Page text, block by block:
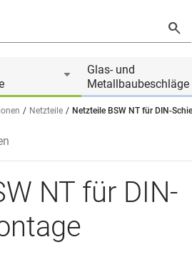
Glas- und
Metallbaubeschläge
Netzteile Netzteile BSW NT für DIN-
NT für DIN-